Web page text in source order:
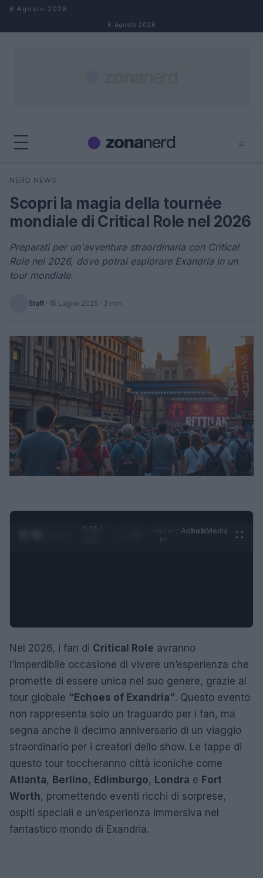
Salta al contenuto
6 Agosto 2026
6 Agosto 2026
⌕
Cerca
NERD NEWS
Scopri la magia della tournée
mondiale di Critical Role nel 2026
Preparati per un'avventura straordinaria con Critical
Role nel 2026, dove potrai esplorare Exandria in un
tour mondiale.
Staff · 15 Luglio 2025 · 3 min
0:28 /
AdhubMedia
Nel 2026, i fan di Critical Role avranno
l’imperdibile occasione di vivere un’esperienza che
promette di essere unica nel suo genere, grazie al
tour globale “Echoes of Exandria”. Questo evento
non rappresenta solo un traguardo per i fan, ma
segna anche il decimo anniversario di un viaggio
straordinario per i creatori dello show. Le tappe di
questo tour toccheranno città iconiche come
Atlanta, Berlino, Edimburgo, Londra e Fort
Worth, promettendo eventi ricchi di sorprese,
ospiti speciali e un’esperienza immersiva nel
fantastico mondo di Exandria.